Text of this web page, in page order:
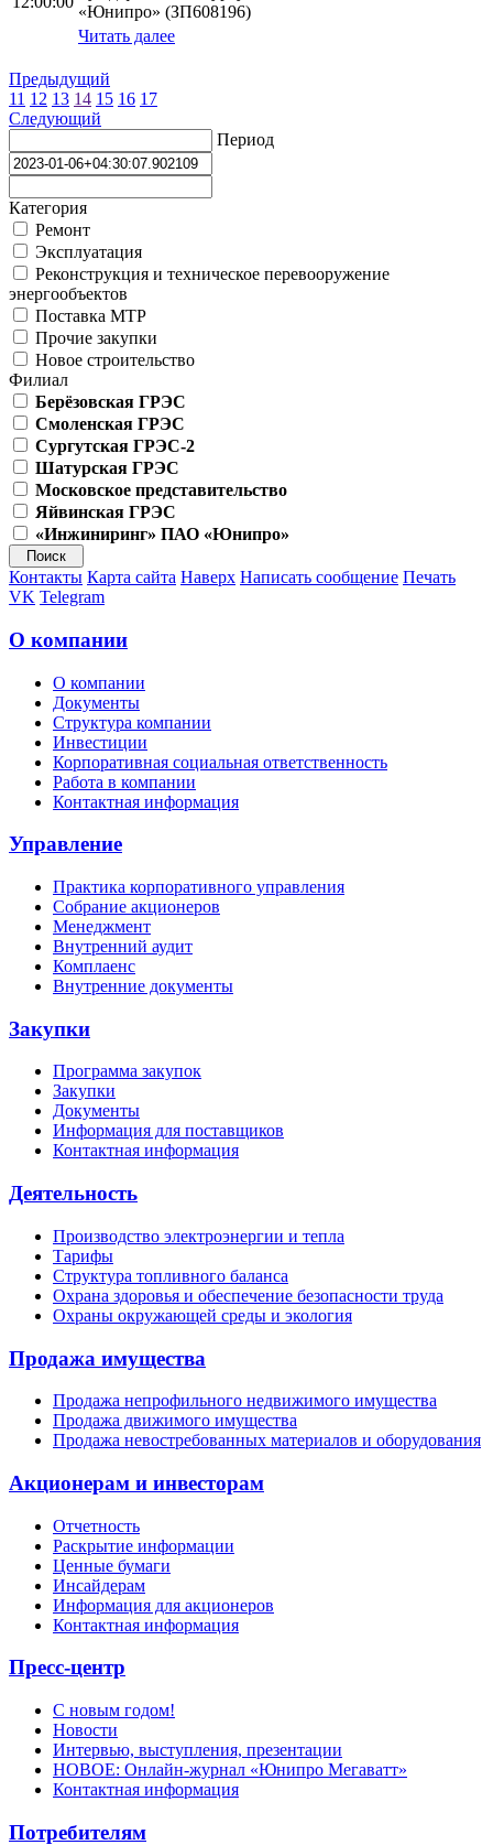
«Юнипро» (ЗП608196)
Читать далее
Предыдущий
11 12 13 14 15 16 17
Следующий
Период
Категория
Ремонт
Эксплуатация
Реконструкция и техническое перевооружение
энергообъектов
Поставка МТР
Прочие закупки
Новое строительство
Филиал
Берёзовская ГРЭС
Смоленская ГРЭС
Сургутская ГРЭС-2
Шатурская ГРЭС
Московское представительство
Яйвинская ГРЭС
«Инжиниринг» ПАО «Юнипро»
Контакты Карта сайта Наверх Написать сообщение Печать
VK Telegram
О компании
О компании
Документы
Структура компании
Инвестиции
Корпоративная социальная ответственность
Работа в компании
Контактная информация
Управление
Практика корпоративного управления
Собрание акционеров
Менеджмент
Внутренний аудит
Комплаенс
Внутренние документы
Закупки
Программа закупок
Закупки
Документы
Информация для поставщиков
Контактная информация
Деятельность
Производство электроэнергии и тепла
Тарифы
Структура топливного баланса
Охрана здоровья и обеспечение безопасности труда
Охраны окружающей среды и экология
Продажа имущества
Продажа непрофильного недвижимого имущества
Продажа движимого имущества
Продажа невостребованных материалов и оборудования
Акционерам и инвесторам
Отчетность
Раскрытие информации
Ценные бумаги
Инсайдерам
Информация для акционеров
Контактная информация
Пресс-центр
С новым годом!
Новости
Интервью, выступления, презентации
НОВОЕ: Онлайн-журнал «Юнипро Мегаватт»
Контактная информация
Потребителям